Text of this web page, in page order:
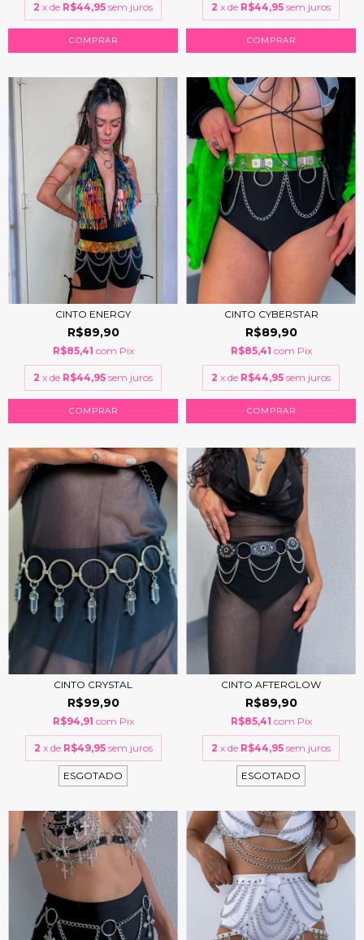
2 x de R$44,95 sem juros
COMPRAR
2 x de R$44,95 sem juros
COMPRAR
CINTO ENERGY
R$89,90
R$85,41 com Pix
2 x de R$44,95 sem juros
COMPRAR
CINTO CYBERSTAR
R$89,90
R$85,41 com Pix
2 x de R$44,95 sem juros
COMPRAR
CINTO CRYSTAL
R$99,90
R$94,91 com Pix
2 x de R$49,95 sem juros
ESGOTADO
CINTO AFTERGLOW
R$89,90
R$85,41 com Pix
2 x de R$44,95 sem juros
ESGOTADO